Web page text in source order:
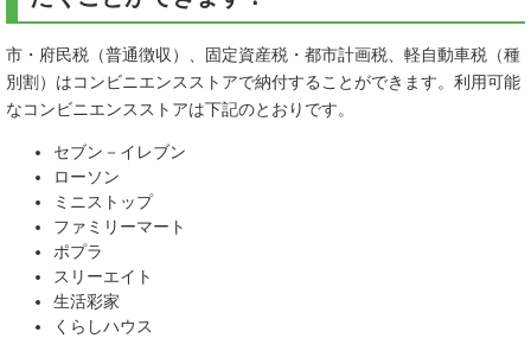
市・府民税（普通徴収）、固定資産税・都市計画税、軽自動車税（種
別割）はコンビニエンスストアで納付することができます。利用可能
なコンビニエンスストアは下記のとおりです。
セブン－イレブン
ローソン
ミニストップ
ファミリーマート
ポプラ
スリーエイト
生活彩家
くらしハウス